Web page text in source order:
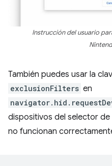
Instrucción del usuario
También puedes usar la
exclusionFilters en
dispositivos del selector
no funcionan